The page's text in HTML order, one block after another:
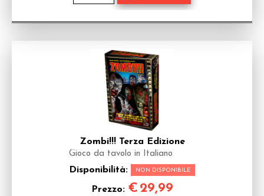
Zombi!!! Terza Edizione
Gioco da tavolo in Italiano
Disponibilità: NON DISPONIBILE
Prezzo: € 29,99